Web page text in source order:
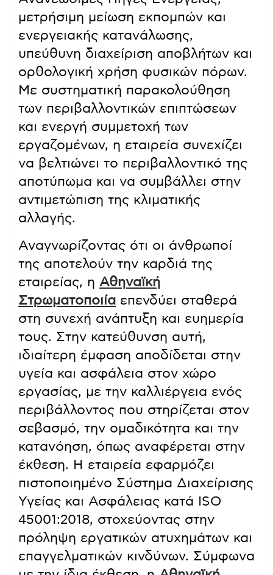
μετρήσιμη μείωση εκπομπών και
ενεργειακής κατανάλωσης,
υπεύθυνη διαχείριση αποβλήτων και
ορθολογική χρήση φυσικών πόρων.
Με συστηματική παρακολούθηση
των περιβαλλοντικών επιπτώσεων
και ενεργή συμμετοχή των
εργαζομένων, η εταιρεία συνεχίζει
να βελτιώνει το περιβαλλοντικό της
αποτύπωμα και να συμβάλλει στην
αντιμετώπιση της κλιματικής
αλλαγής.
Αναγνωρίζοντας ότι οι άνθρωποί
της αποτελούν την καρδιά της
εταιρείας, η Αθηναϊκή
Στρωματοποιία επενδύει σταθερά
στη συνεχή ανάπτυξη και ευημερία
τους. Στην κατεύθυνση αυτή,
ιδιαίτερη έμφαση αποδίδεται στην
υγεία και ασφάλεια στον χώρο
εργασίας, με την καλλιέργεια ενός
περιβάλλοντος που στηρίζεται στον
σεβασμό, την ομαδικότητα και την
κατανόηση, όπως αναφέρεται στην
έκθεση. Η εταιρεία εφαρμόζει
πιστοποιημένο Σύστημα Διαχείρισης
Υγείας και Ασφάλειας κατά ISO
45001:2018, στοχεύοντας στην
πρόληψη εργατικών ατυχημάτων και
επαγγελματικών κινδύνων. Σύμφωνα